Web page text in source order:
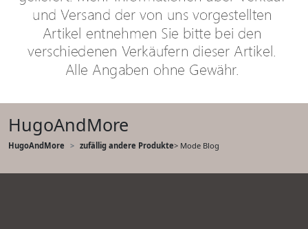
HugoAndMore
HugoAndMore zufällig andere Produkte> Mode Blog